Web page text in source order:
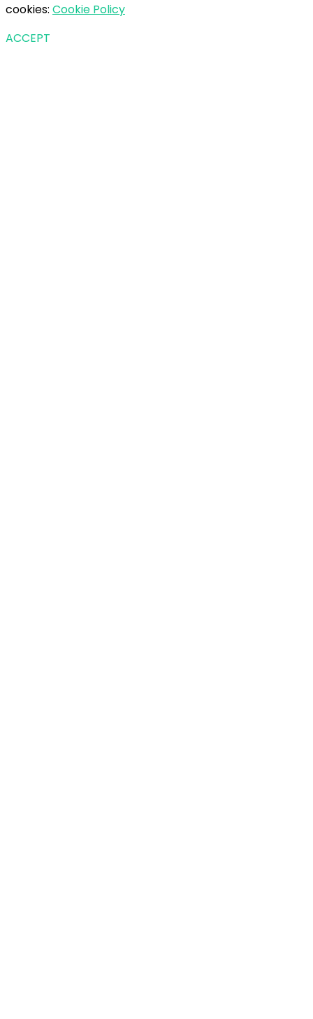
cookies: Cookie Policy
ACCEPT